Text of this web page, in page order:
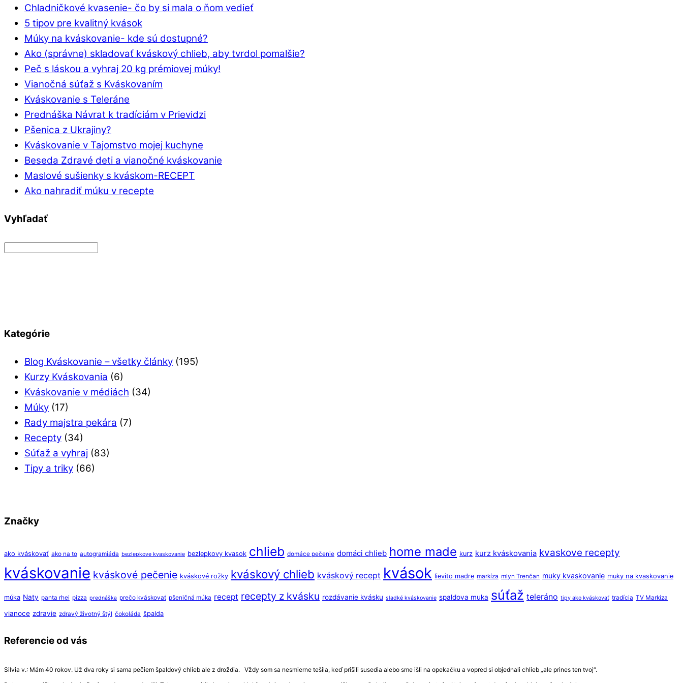
Chladničkové kvasenie- čo by si mala o ňom vedieť
5 tipov pre kvalitný kvások
Múky na kváskovanie- kde sú dostupné?
Ako (správne) skladovať kváskový chlieb, aby tvrdol pomalšie?
Peč s láskou a vyhraj 20 kg prémiovej múky!
Vianočná súťaž s Kváskovaním
Kváskovanie s Teleráne
Prednáška Návrat k tradíciám v Prievidzi
Pšenica z Ukrajiny?
Kváskovanie v Tajomstvo mojej kuchyne
Beseda Zdravé deti a vianočné kváskovanie
Maslové sušienky s kváskom-RECEPT
Ako nahradiť múku v recepte
Vyhľadať
Kategórie
Blog Kváskovanie – všetky články (195)
Kurzy Kváskovania (6)
Kváskovanie v médiách (34)
Múky (17)
Rady majstra pekára (7)
Recepty (34)
Súťaž a vyhraj (83)
Tipy a triky (66)
Značky
ako kváskovať ako na to autogramiáda bezlepkove kvaskovanie bezlepkovy kvasok chlieb domáce pečenie domáci chlieb home made kurz kurz kváskovania kvaskove recepty
kváskovanie kváskové pečenie kváskové rožky kváskový chlieb kváskový recept kvások lievito madre markíza mlyn Trenčan muky kvaskovanie muky na kvaskovanie
múka Naty panta rhei pizza prednáška prečo kváskovať pšeničná múka recept recepty z kvásku rozdávanie kvásku sladké kváskovanie spaldova muka súťaž teleráno tipy ako kváskovať tradícia TV Markíza
vianoce zdravie zdravý životný štýl čokoláda špalda
Referencie od vás
Silvia v.: Mám 40 rokov. Už dva roky si sama pečiem špaldový chlieb ale z droždia. Vždy som sa nesmierne tešila, keď prišili susedia alebo sme išli na opekačku a vopred si objednali chlieb „ale prines ten tvoj“.